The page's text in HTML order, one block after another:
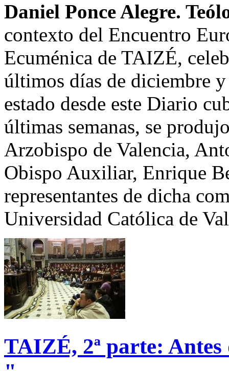
Daniel Ponce Alegre.
contexto del Encuentro
Ecuménica de TAIZÉ,
últimos días de diciembre
estado desde este Diario
últimas semanas, se
Arzobispo de Valencia,
Obispo Auxiliar, Enrique
representantes de dicha
Universidad Católica de
TAIZÉ, 2ª parte: